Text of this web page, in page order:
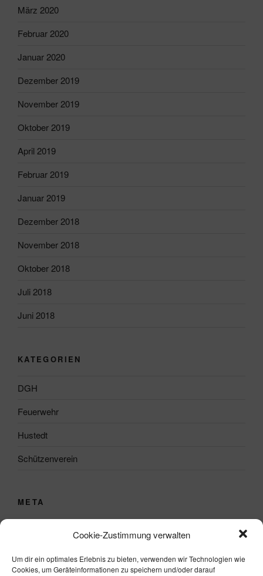
Cookie-Zustimmung verwalten
Um dir ein optimales Erlebnis zu bieten, verwenden wir Technologien wie
Cookies, um Geräteinformationen zu speichern und/oder darauf
März 2020
Februar 2020
Januar 2020
Dezember 2019
November 2019
Oktober 2019
April 2019
Februar 2019
Januar 2019
Dezember 2018
November 2018
Oktober 2018
Juli 2018
Juni 2018
KATEGORIEN
DGH
Feuerwehr
Hustedt
Schützenverein
META
Eintrags-Feed